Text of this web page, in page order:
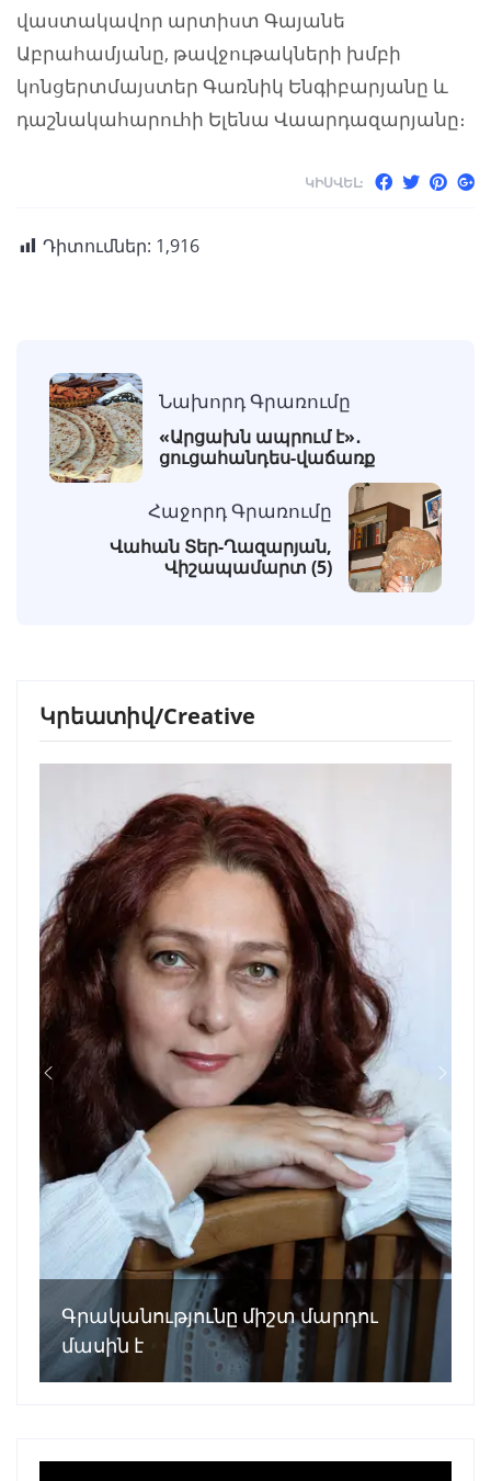
վաստակավոր արտիստ Գայանե
Աբրահամյանը, թավջութակների խմբի
կոնցերտմայստեր Գառնիկ Ենգիբարյանը և
դաշնակահարուհի Ելենա Վաարդազարյանը։
ԿԻՍՎԵԼ:
Դիտումներ: 1,916
Նախորդ Գրառումը
«Արցախն ապրում է»․
ցուցահանդես-վաճառք
Հաջորդ Գրառումը
Վահան Տեր-Ղազարյան,
Վիշապամարտ (5)
Կրեատիվ/Creative
Գրականությունը միշտ մարդու
մասին է